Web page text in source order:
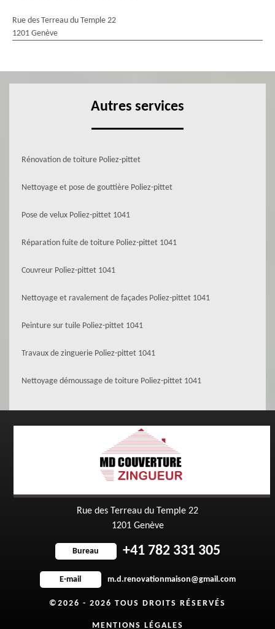
Rue des Terreau du Temple 22
1201 Genève
Autres services
Rénovation de toiture Poliez-pittet
Nettoyage et pose de gouttière Poliez-pittet
Pose de velux Poliez-pittet 1041
Réparation fuite de toiture Poliez-pittet 1041
Couvreur Poliez-pittet 1041
Nettoyage et ravalement de façades Poliez-pittet 1041
Peinture sur tuile Poliez-pittet 1041
Travaux de zinguerie Poliez-pittet 1041
Nettoyage démoussage de toiture Poliez-pittet 1041
Rue des Terreau du Temple 22
1201 Genève
Bureau +41 782 331 305
E-mail m.d.renovationmaison@gmail.com
©2026 - 2026 TOUS DROITS RÉSERVÉS
MENTIONS LÉGALES